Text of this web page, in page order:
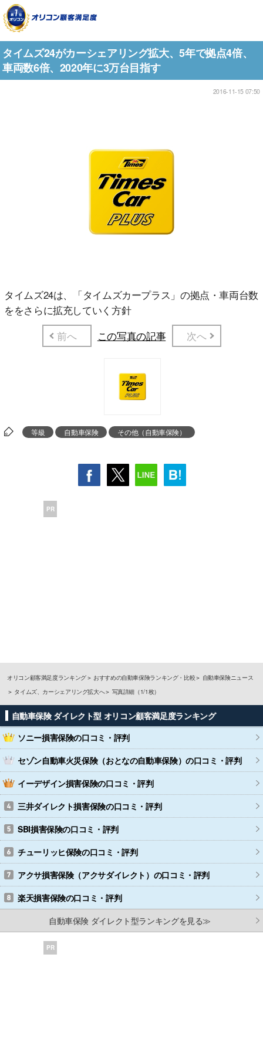
タイムズ24がカーシェアリング拡大、5年で拠点4倍、
車両数6倍、2020年に3万台目指す
2016-11-15 07:50
タイムズ24は、「タイムズカープラス」の拠点・車両台数
ををさらに拡充していく方針
前へ
この写真の記事 次へ
等級 自動車保険 その他（自動車保険）
PR
オリコン顧客満足度ランキング おすすめの自動車保険ランキング・比較
自動車保険ニュース
タイムズ、カーシェアリング拡大へ
写真詳細（1/1枚）
自動車保険 ダイレクト型 オリコン顧客満足度ランキング
ソニー損害保険の口コミ・評判
セゾン自動車火災保険（おとなの自動車保険）の口コミ・評判
イーデザイン損害保険の口コミ・評判
三井ダイレクト損害保険の口コミ・評判
SBI損害保険の口コミ・評判
チューリッヒ保険の口コミ・評判
アクサ損害保険（アクサダイレクト） の口コミ・評判
楽天損害保険の口コミ・評判
自動車保険 ダイレクト型ランキングを見る≫
PR